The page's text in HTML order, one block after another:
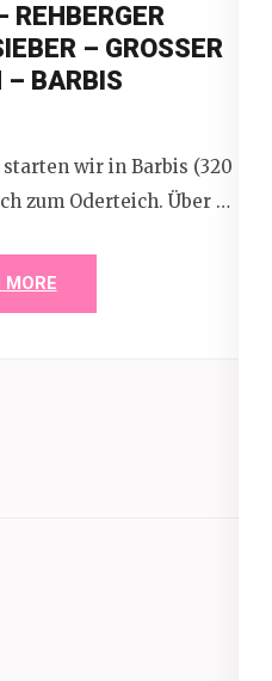
REHBERGER
– GROSSER K
BARBIS
wir in Barbis (320
zum Oderteich. Über …
MORE